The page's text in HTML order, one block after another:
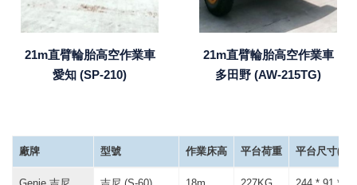
21m直臂輪胎高空作業車
愛知 (SP-210)
21m直臂輪胎高空作業車
多田野 (AW-215TG)
廠牌 型號 作業床高 平台荷重 平台尺寸